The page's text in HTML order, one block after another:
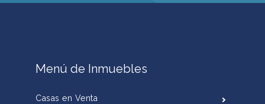
Menú de Inmuebles
Casas en Venta